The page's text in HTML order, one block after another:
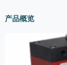
产品概览